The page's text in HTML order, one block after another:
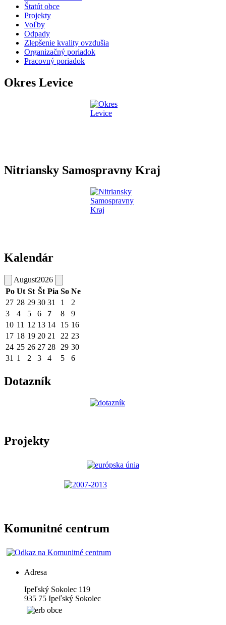
Štatút obce
Projekty
Voľby
Odpady
Zlepšenie kvality ovzdušia
Organizačný poriadok
Pracovný poriadok
Okres Levice
Nitriansky Samospravny Kraj
Kalendár
August2026
Po Ut St Št Pia So Ne
27 28 29 30 31 1
2
3
4 5 6 7 8
9
10 11 12 13 14 15 16
17 18 19 20 21 22 23
24 25 26 27 28 29 30
31 1 2 3 4 5 6
Dotazník
Projekty
Komunitné centrum
Adresa
Ipeľský Sokolec 119
935 75 Ipeľský Sokolec